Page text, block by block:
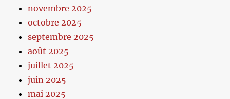
novembre 2025
octobre 2025
septembre 2025
août 2025
juillet 2025
juin 2025
mai 2025